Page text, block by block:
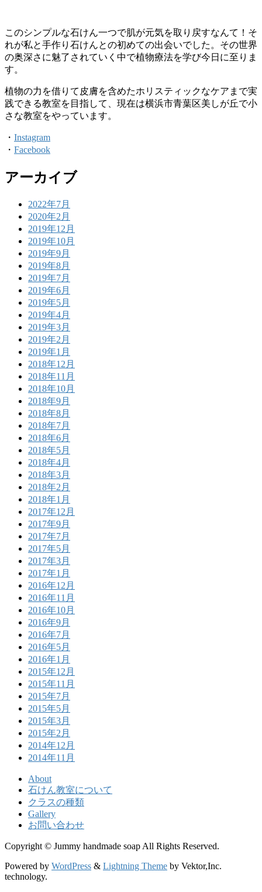
このシンプルな石けん一つで肌が元気を取り戻すなんて！そ
れが私と手作り石けんとの初めての出会いでした。その世界
の奥深さに魅了されていく中で植物療法を学び今日に至りま
す。
植物の力を借りて皮膚を含めたホリスティックなケアまで実
践できる教室を目指して、現在は横浜市青葉区美しが丘で小
さな教室をやっています。
・ Instagram
・ Facebook
アーカイブ
2022年7月
2020年2月
2019年12月
2019年10月
2019年9月
2019年8月
2019年7月
2019年6月
2019年5月
2019年4月
2019年3月
2019年2月
2019年1月
2018年12月
2018年11月
2018年10月
2018年9月
2018年8月
2018年7月
2018年6月
2018年5月
2018年4月
2018年3月
2018年2月
2018年1月
2017年12月
2017年9月
2017年7月
2017年5月
2017年3月
2017年1月
2016年12月
2016年11月
2016年10月
2016年9月
2016年7月
2016年5月
2016年1月
2015年12月
2015年11月
2015年7月
2015年5月
2015年3月
2015年2月
2014年12月
2014年11月
About
石けん教室について
クラスの種類
Gallery
お問い合わせ
Copyright © Jummy handmade soap All Rights Reserved.
Powered by WordPress & Lightning Theme by Vektor,Inc.
technology.